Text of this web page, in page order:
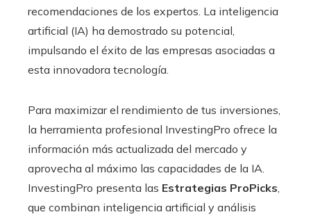
recomendaciones de los expertos. La inteligencia
artificial (IA) ha demostrado su potencial,
impulsando el éxito de las empresas asociadas a
esta innovadora tecnología.
Para maximizar el rendimiento de tus inversiones,
la herramienta profesional InvestingPro ofrece la
información más actualizada del mercado y
aprovecha al máximo las capacidades de la IA.
InvestingPro presenta las Estrategias ProPicks,
que combinan inteligencia artificial y análisis